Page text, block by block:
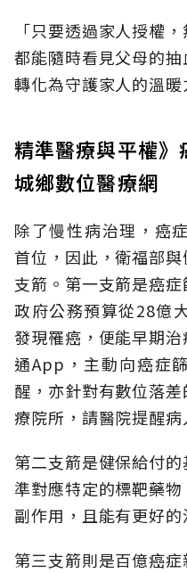
「只要透過家人授權
都能隨時看見父母的
轉化為守護家人的溫
精準醫療與平權
城鄉數位醫療網
除了慢性病治理，癌
首位，因此，衛福部
支箭。第一支箭是癌
政府公務預算從28億
發現罹癌，便能早期
通App，主動向癌症
醒，亦針對有數位落
療院所，請醫院提醒病
第二支箭是健保給付
準對應特定的標靶藥
副作用，且能有更好的
第三支箭則是百億癌